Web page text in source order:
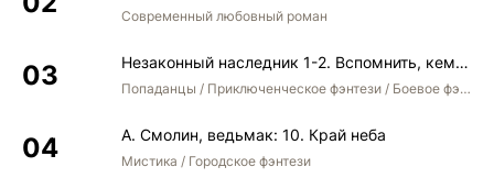
Современный любовный роман
Незаконный наследник 1-2. Вспомнить, кем был. Стать собой. Остаться собой
Попаданцы / Приключенческое фэнтези / Боевое фэнтези / Юмористическое фэнтези
А. Смолин, ведьмак: 10. Край неба
Мистика / Городское фэнтези